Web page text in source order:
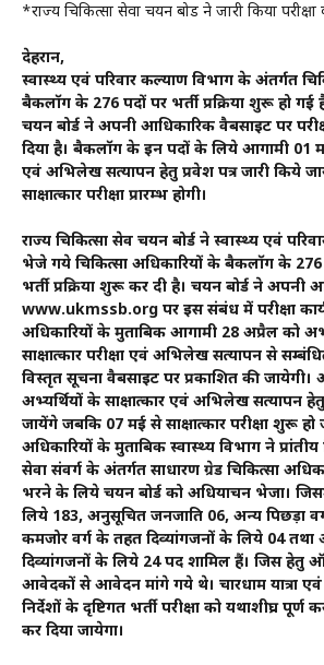
*राज्य चिकित्सा सेवा चयन बोर्ड ने जारी किया परीक्षा
देहरादून,
स्वास्थ्य एवं परिवार कल्याण विभाग के अंतर्गत
बैकलॉग के 276 पदों पर भर्ती प्रक्रिया शुरू हो गई
चयन बोर्ड ने अपनी आधिकारिक वैबसाइट पर
दिया है। बैकलॉग के इन पदों के लिये आगामी 01 मई
एवं अभिलेख सत्यापन हेतु प्रवेश पत्र जारी किये
साक्षात्कार परीक्षा प्रारम्भ होगी।
राज्य चिकित्सा सेव चयन बोर्ड ने स्वास्थ्य एवं
भेजे गये चिकित्सा अधिकारियों के बैकलॉग के
भर्ती प्रक्रिया शुरू कर दी है। चयन बोर्ड ने अपनी
www.ukmssb.org पर इस संबंध में परीक्षा
अधिकारियों के मुताबिक आगामी 28 अप्रैल को
साक्षात्कार परीक्षा एवं अभिलेख सत्यापन से
विस्तृत सूचना वैबसाइट पर प्रकाशित की जायेगी।
अभ्यर्थियों के साक्षात्कार एवं अभिलेख सत्यापन हेतु
जायेंगे जबकि 07 मई से साक्षात्कार परीक्षा शुरू हो
अधिकारियों के मुताबिक स्वास्थ्य विभाग ने प्रांतीय
सेवा संवर्ग के अंतर्गत साधारण ग्रेड चिकित्सा
भरने के लिये चयन बोर्ड को अधियाचन भेजा।
लिये 183, अनुसूचित जनजाति 06, अन्य पिछड़ा
कमजोर वर्ग के तहत दिव्यांगजनों के लिये 04 तथा
दिव्यांगजनों के लिये 24 पद शामिल हैं। जिस हेतु
आवेदकों से आवेदन मांगे गये थे। चारधाम यात्रा एवं
निर्देशों के दृष्टिगत भर्ती परीक्षा को यथाशीघ्र पूर्ण
कर दिया जायेगा।